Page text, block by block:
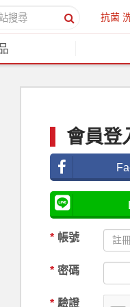
抗菌
會員登
* 帳號
* 密碼
* 驗證